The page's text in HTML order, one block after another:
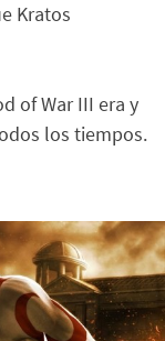
Kratos
of War III era y
los tiempos.